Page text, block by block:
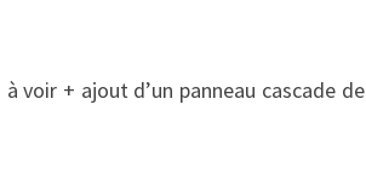
voir + ajout d’un panneau cascade de